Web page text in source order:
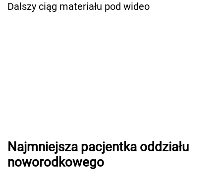
Dalszy ciąg materiału pod wideo
Najmniejsza pacjentka oddziału
noworodkowego